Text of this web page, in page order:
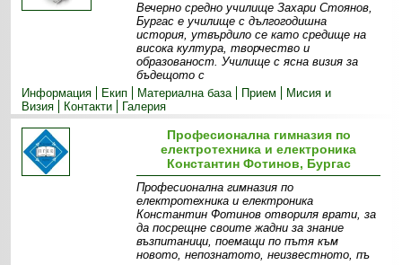
Вечерно средно училище Захари Стоянов,
Бургас е училище с дългогодишна
история, утвърдило се като средище на
висока култура, творчество и
образованост. Училище с ясна визия за
бъдещото с
Информация
Екип Материална база Прием
Мисия и
Визия
Контакти Галерия
Професионална гимназия по
електротехника и електроника
Константин Фотинов, Бургас
Професионална гимназия по
електротехника и електроника
Константин Фотинов отвориля врати, за
да посрещне своите жадни за знание
възпитаници, поемащи по пътя към
новото, непознатото, неизвестното, пъ